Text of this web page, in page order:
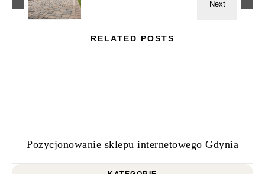
RELATED POSTS
Pozycjonowanie sklepu internetowego Gdynia